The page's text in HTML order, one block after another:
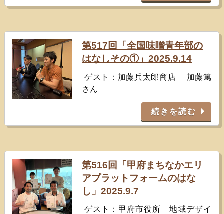
第517回「全国味噌青年部の
はなしその①」2025.9.14
ゲスト：加藤兵太郎商店 加藤篤
さん
続きを読む
第516回「甲府まちなかエリ
アプラットフォームのはな
し」2025.9.7
ゲスト：甲府市役所 地域デザイ